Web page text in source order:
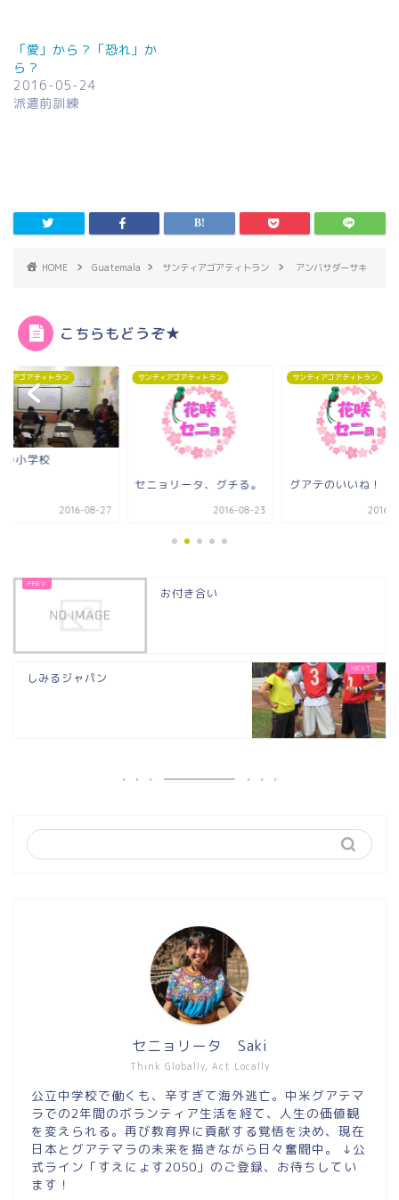
「愛」から？「恐れ」か
ら？
2016-05-24
派遣前訓練
HOME Guatemala サンティアゴアティトラン アンバサダーサキ
こちらもどうぞ★
サンティアゴアティトラン
セニョリータ、グチる。
2016-08-23
サンティアゴアティトラン
グアテのいいね！
2016-09-26
サンティアゴアティト
お付き合い
お付き合い
しみるジャパン
Think Globally, Act Locally
セニョリータ Saki
公立中学校で働くも、辛すぎて海外逃亡。中米グアテマ
ラでの2年間のボランティア生活を経て、人生の価値観
を変えられる。再び教育界に貢献する覚悟を決め、現在
日本とグアテマラの未来を描きながら日々奮闘中。 ↓公
式ライン「すえにょす2050」のご登録、お待ちしてい
ます！